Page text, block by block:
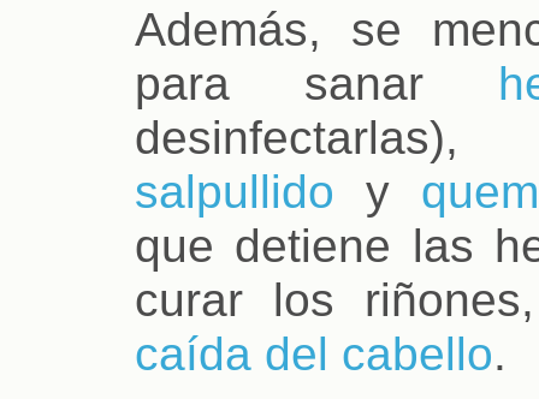
Además, se
para sanar
salpullido y
que detiene las
curar los
caída del cabello.